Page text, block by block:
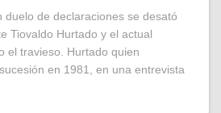
duelo de declaraciones se desató
Tiovaldo Hurtado y el actual
el travieso. Hurtado quien
en 1981, en una entrevista